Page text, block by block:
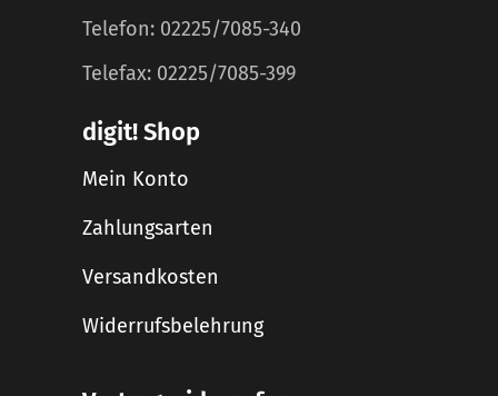
Telefon: 02225/7085-340
Telefax: 02225/7085-399
digit! Shop
Mein Konto
Zahlungsarten
Versandkosten
Widerrufsbelehrung